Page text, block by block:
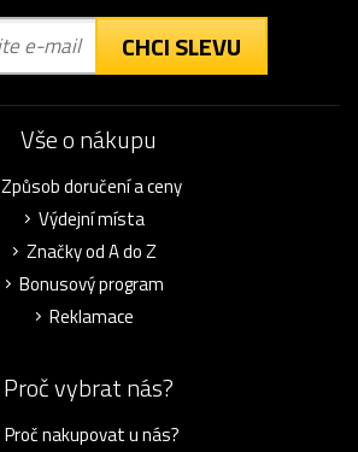
CHCI SLEVU
Vše o nákupu
Způsob doručení a ceny
Výdejní místa
Značky od A do Z
Bonusový program
Reklamace
Proč vybrat nás?
Proč nakupovat u nás?